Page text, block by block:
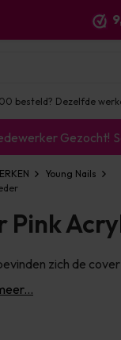
assortiment & alle
Gezocht!
Young Nails
Pink
zich de